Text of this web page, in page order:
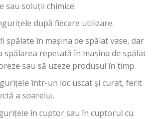
sau soluții chimice.
după fiecare utilizare.
spălate în mașina de spălat vase, dar
spălarea repetată în mașina de spălat
sau să uzeze produsul în timp.
într-un loc uscat și curat, ferit
a soarelui.
în cuptor sau în cuptorul cu